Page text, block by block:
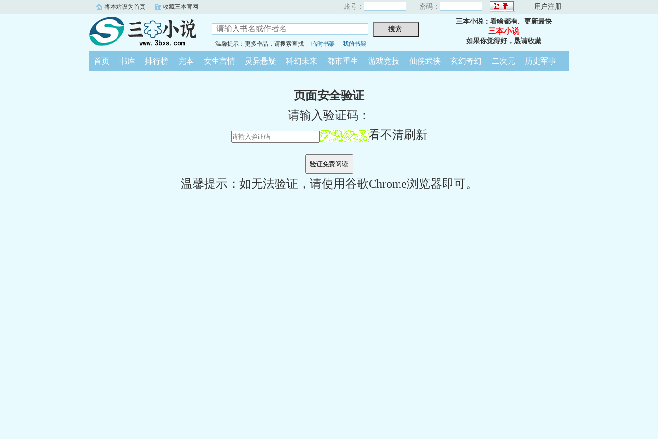
将本站设为首页 收藏三本官网 账号： 密码： 用户注册
温馨提示：更多作品，请搜索查找 临时书架 我的书架
三本小说：看啥都有、更新最快
三本小说
如果你觉得好，恳请收藏
首页 书库 排行榜 完本 女生言情 灵异悬疑 科幻未来 都市重生 游戏竞技 仙侠武侠 玄幻奇幻 二次元 历史军事
页面安全验证
请输入验证码：
看不清刷新
温馨提示：如无法验证，请使用谷歌Chrome浏览器即可。